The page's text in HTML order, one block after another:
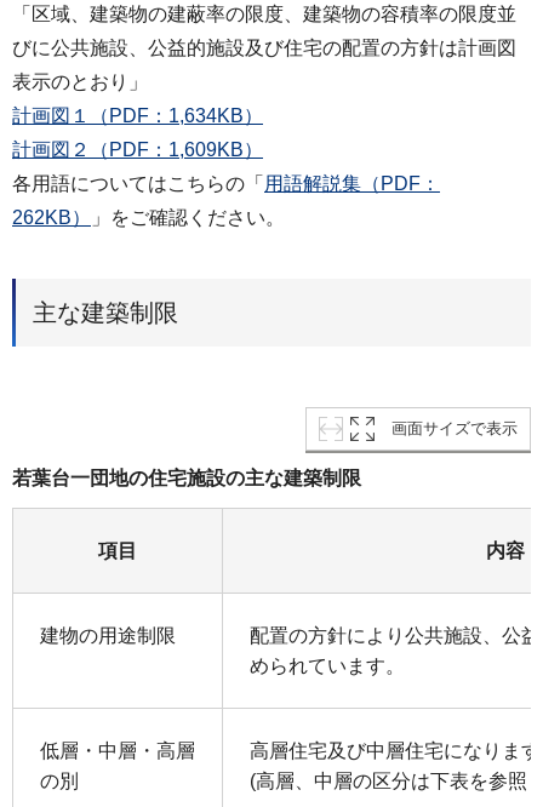
「区域、建築物の建蔽率の限度、建築物の容積率の限度並
びに公共施設、公益的施設及び住宅の配置の方針は計画図
表示のとおり」
計画図１（PDF：1,634KB）
計画図２（PDF：1,609KB）
各用語についてはこちらの「 用語解説集（PDF：
262KB）
」をご確認ください。
主な建築制限
画面サイズで表示
若葉台一団地の住宅施設の主な建築制限
項目 内容
建物の用途制限
配置の方針により公共施設、公
められています。
低層・中層・高層
の別
高層住宅及び中層住宅になりま
(高層、中層の区分は下表を参照